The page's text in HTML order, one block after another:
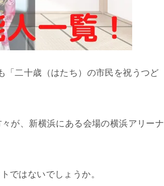
「二十歳（はたち）の市民を祝うつど
が、新横浜にある会場の横浜アリーナ
ではないでしょうか。